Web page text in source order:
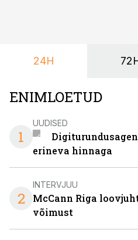
24H
ENIMLOETUD
1
UUDISED
erineva hinnaga
2
INTERVJUU
McCann Riga
võimust